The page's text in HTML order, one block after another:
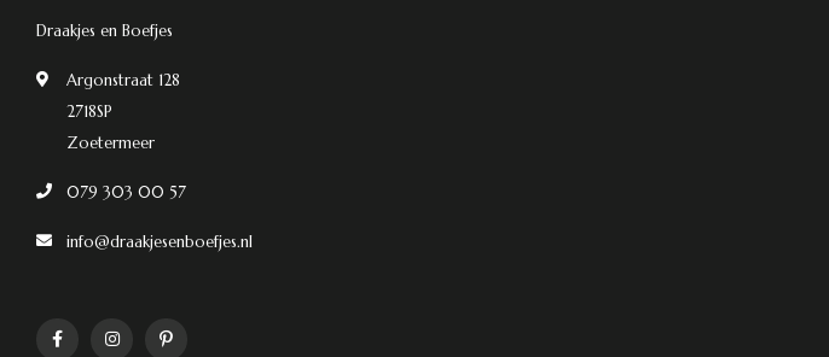
Draakjes en Boefjes
Argonstraat 128
2718SP
Zoetermeer
079 303 00 57
info@draakjesenboefjes.nl